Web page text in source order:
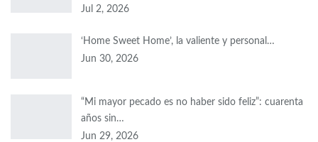
Jul 2, 2026
‘Home Sweet Home’, la valiente y personal…
Jun 30, 2026
“Mi mayor pecado es no haber sido feliz”: cuarenta
años sin…
Jun 29, 2026